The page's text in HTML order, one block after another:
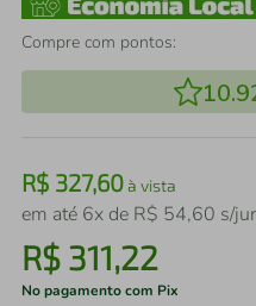
Compre com pontos:
R$ 327,60à vista
em até 6x de R$ 54,60 s/
R$ 311,22
No pagamento com Pix